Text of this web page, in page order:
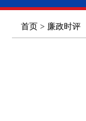
首页 > 廉政时评